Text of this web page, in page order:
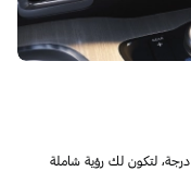
2026 الجديدة بكاميرا بزاوية 360 درجة، لتكون لك رؤية شاملة